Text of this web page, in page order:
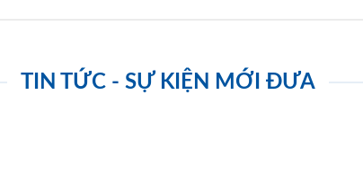
TIN TỨC - SỰ KIỆN MỚI ĐƯA